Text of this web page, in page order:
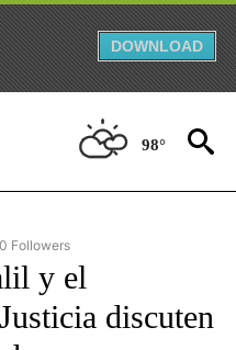
DOWNLOAD
98°
"CNN - SPANISH" TO RECEIVE
0 Followers
y el
discuten